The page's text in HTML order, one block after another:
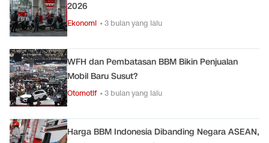
2026
Ekonomi • 3 bulan yang lalu
WFH dan Pembatasan BBM Bikin Penjualan
Mobil Baru Susut?
Otomotif • 3 bulan yang lalu
Harga BBM Indonesia Dibanding Negara ASEAN,